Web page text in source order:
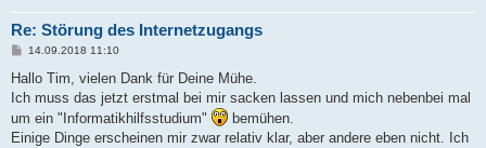
Re: Störung des Internetzugangs
B
i
r
a
g
14.09.2018 11:10
Hallo Tim, vielen Dank für Deine Mühe.
Ich muss das jetzt erstmal bei mir sacken lassen und mich nebenbei mal
um ein "Informatikhilfsstudium"
bemühen.
Einige Dinge erscheinen mir zwar relativ klar, aber andere eben nicht. Ich